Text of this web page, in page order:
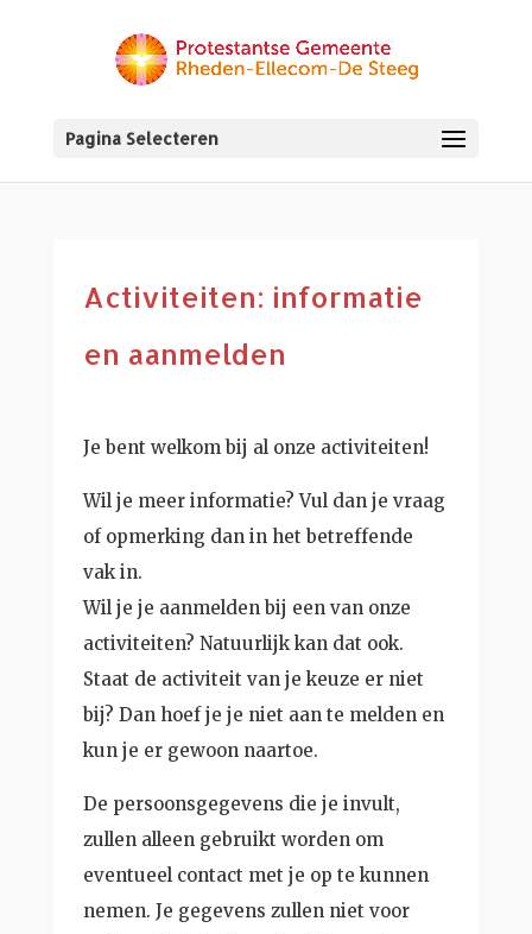
Pagina Selecteren
Activiteiten: informatie
en aanmelden
Je bent welkom bij al onze activiteiten!
Wil je meer informatie? Vul dan je vraag
of opmerking dan in het betreffende
vak in.
Wil je je aanmelden bij een van onze
activiteiten? Natuurlijk kan dat ook.
Staat de activiteit van je keuze er niet
bij? Dan hoef je je niet aan te melden en
kun je er gewoon naartoe.
De persoonsgegevens die je invult,
zullen alleen gebruikt worden om
eventueel contact met je op te kunnen
nemen. Je gegevens zullen niet voor